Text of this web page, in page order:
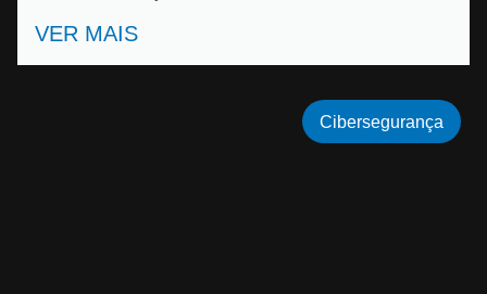
VER MAIS
Cibersegurança